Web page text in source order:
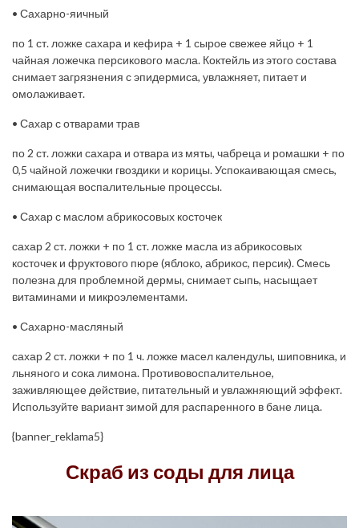
• Сахарно-яичный
по 1 ст. ложке сахара и кефира + 1 сырое свежее яйцо + 1
чайная ложечка персикового масла. Коктейль из этого состава
снимает загрязнения с эпидермиса, увлажняет, питает и
омолаживает.
• Сахар с отварами трав
по 2 ст. ложки сахара и отвара из мяты, чабреца и ромашки + по
0,5 чайной ложечки гвоздики и корицы. Успокаивающая смесь,
снимающая воспалительные процессы.
• Сахар с маслом абрикосовых косточек
сахар 2 ст. ложки + по 1 ст. ложке масла из абрикосовых
косточек и фруктового пюре (яблоко, абрикос, персик). Смесь
полезна для проблемной дермы, снимает сыпь, насыщает
витаминами и микроэлементами.
• Сахарно-масляный
сахар 2 ст. ложки + по 1 ч. ложке масел календулы, шиповника, и
льняного и сока лимона. Противовоспалительное,
заживляющее действие, питательный и увлажняющий эффект.
Используйте вариант зимой для распаренного в бане лица.
{banner_reklama5}
Скраб из соды для лица